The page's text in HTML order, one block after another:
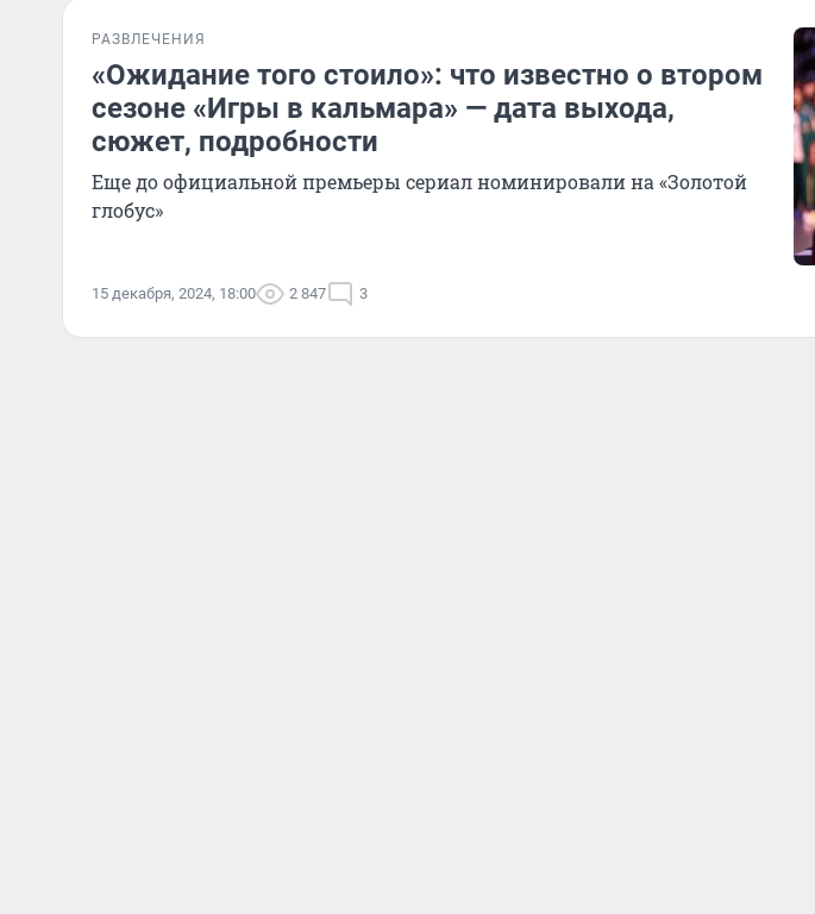
РАЗВЛЕЧЕНИЯ
«Ожидание того стоило»: что известно о втором
сезоне «Игры в кальмара» — дата выхода,
сюжет, подробности
Еще до официальной премьеры сериал номинировали на «Золотой
глобус»
15 декабря, 2024, 18:00 2 847 3